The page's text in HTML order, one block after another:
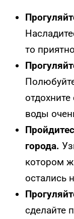
то
воды
города.
котором
остались
сделайте